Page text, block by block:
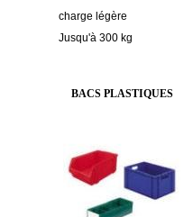
charge légère
Jusqu'à 300 kg
BACS PLASTIQUES